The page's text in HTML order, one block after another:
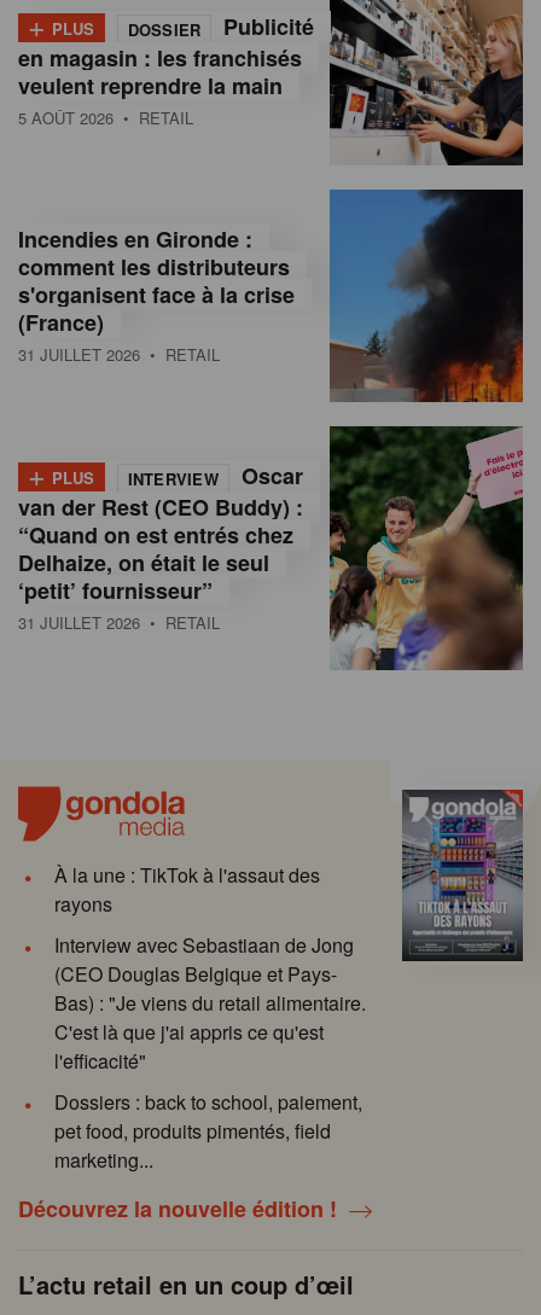
+ PLUS DOSSIER
Publicité
en magasin : les franchisés
veulent reprendre la main
5 AOÛT 2026 • RETAIL
Incendies en Gironde :
comment les distributeurs
s'organisent face à la crise
(France)
31 JUILLET 2026 • RETAIL
+ PLUS INTERVIEW
Oscar
van der Rest (CEO Buddy) :
“Quand on est entrés chez
Delhaize, on était le seul
‘petit’ fournisseur”
31 JUILLET 2026 • RETAIL
À la une : TikTok à l'assaut des
rayons
Interview avec Sebastiaan de Jong
(CEO Douglas Belgique et Pays-
Bas) : "Je viens du retail alimentaire.
C'est là que j'ai appris ce qu'est
l'efficacité"
Dossiers : back to school, paiement,
pet food, produits pimentés, field
marketing...
Découvrez la nouvelle édition !
L’actu retail en un coup d’œil